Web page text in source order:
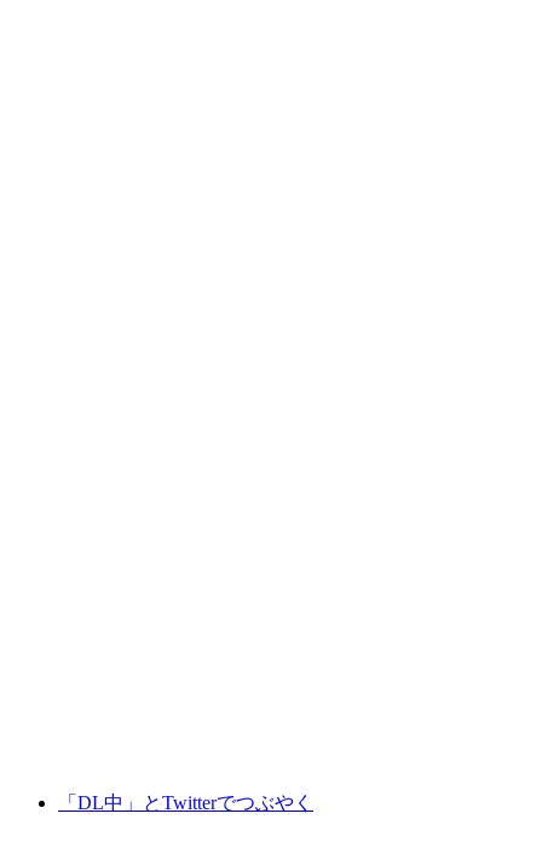
「DL中」とTwitterでつぶやく